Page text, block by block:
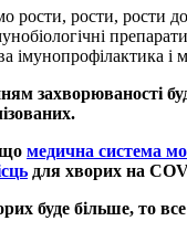
рости, рости, рости
імунопрофілактика і
захворюваності
що медична система
для хворих на
буде більше, то